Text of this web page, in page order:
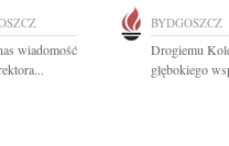
wiadomość
BYDGOSZCZ
Drogiemu
głębokiego